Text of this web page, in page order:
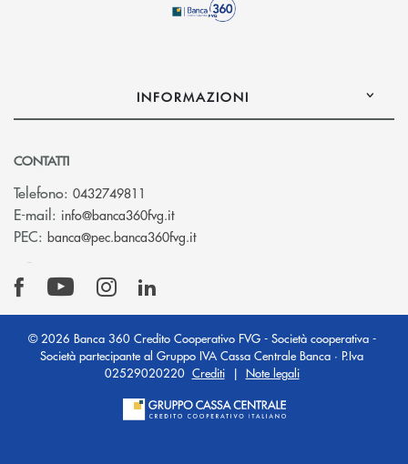
INFORMAZIONI
CONTATTI
Telefono: 0432749811
E-mail: info@banca360fvg.it(si apre l’app di posta elettronica)
PEC: banca@pec.banca360fvg.it(si apre l’app di posta elettronica)
© 2026 Banca 360 Credito Cooperativo FVG - Società cooperativa -
Società partecipante al Gruppo IVA Cassa Centrale Banca · P.Iva
02529020220 Crediti| Note legali